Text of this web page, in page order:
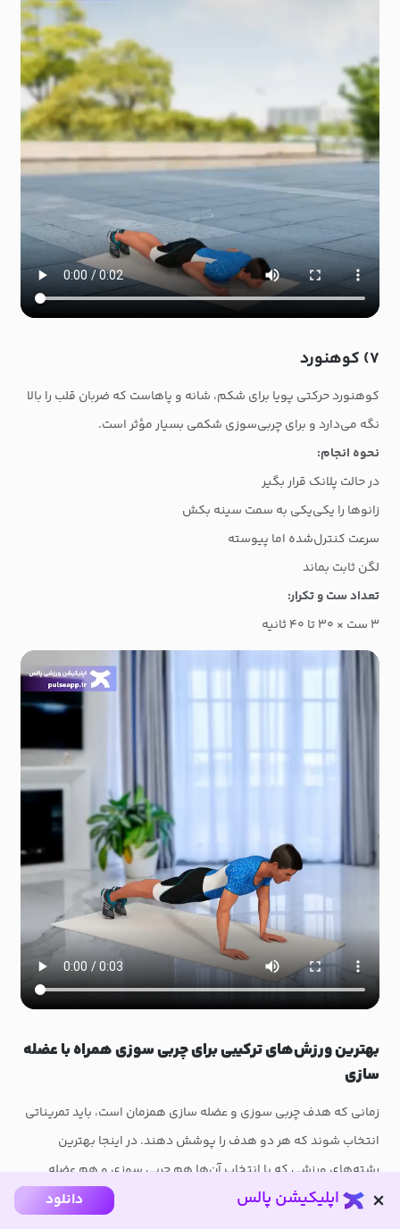
۷) کوهنورد
کوهنورد حرکتی پویا برای شکم، شانه و پاهاست که ضربان قلب را بالا
نگه می‌دارد و برای چربی‌سوزی شکمی بسیار مؤثر است.
نحوه انجام:
در حالت پلانک قرار بگیر
زانوها را یکی‌یکی به سمت سینه بکش
سرعت کنترل‌شده اما پیوسته
لگن ثابت بماند
تعداد ست و تکرار:
۳ ست × ۳۰ تا ۴۰ ثانیه
بهترین ورزش‌های ترکیبی برای چربی سوزی همراه با عضله
سازی
زمانی که هدف چربی سوزی و عضله سازی همزمان است، باید تمریناتی
انتخاب شوند که هر دو هدف را پوشش دهند. در اینجا بهترین
رشته‌های ورزشی که با انتخاب آن‌ها هم چربی سوزی و هم عضله
سازی را با هم تجربه می‌‌کنید، معرفی خواهیم کرد.
اپلیکیشن پالس دانلود